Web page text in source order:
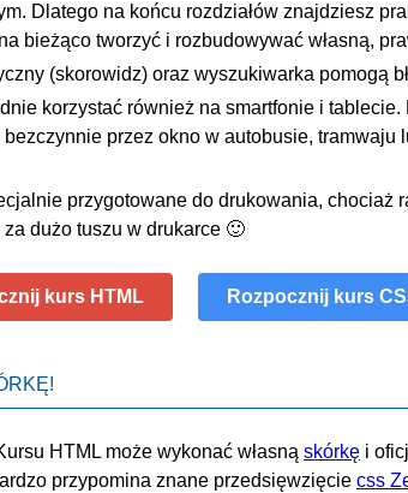
Dlatego na końcu rozdziałów znajdziesz
bieżąco tworzyć i rozbudowywać własną,
(skorowidz) oraz wyszukiwarka pomogą
korzystać również na smartfonie i
przez okno w autobusie,
przygotowane do drukowania, chociaż
dużo tuszu w drukarce 🙂
kurs HTML Rozpocznij kurs
HTML może wykonać własną skórkę i
przypomina znane przedsięwzięcie css